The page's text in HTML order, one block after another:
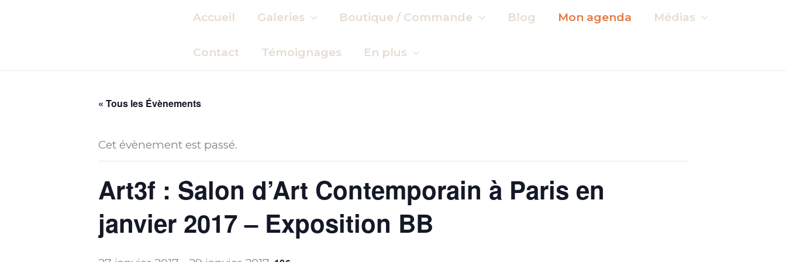
Accueil Galeries Boutique / Commande Blog Mon agenda Médias
Contact Témoignages En plus
« Tous les Évènements
Cet évènement est passé.
Art3f : Salon d’Art Contemporain à Paris en
janvier 2017 – Exposition BB